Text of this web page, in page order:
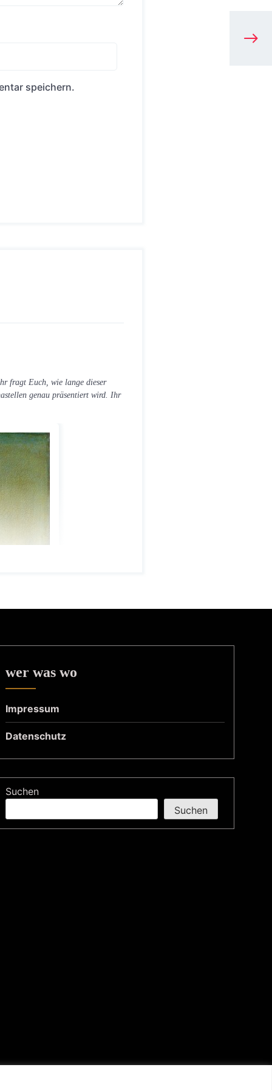
speichern.
fragt Euch, wie lange dieser
genau präsentiert wird. Ihr
wer was wo
Impressum
Datenschutz
Suchen
Suchen